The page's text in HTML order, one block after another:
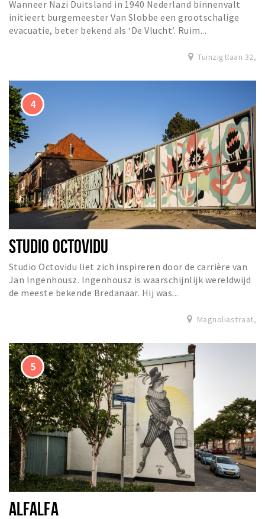
Wanneer Nazi Duitsland in 1940 Nederland binnenvalt
initieert burgemeester Van Slobbe een grootschalige
evacuatie, beter bekend als ‘De Vlucht’. Ruim...
Tuinzigtlaan 32,
STUDIO OCTOVIDU
Studio Octovidu liet zich inspireren door de carrière van
Jan Ingenhousz. Ingenhousz is waarschijnlijk wereldwijd
de meeste bekende Bredanaar. Hij was...
Magnoliastraat,
ALFALFA